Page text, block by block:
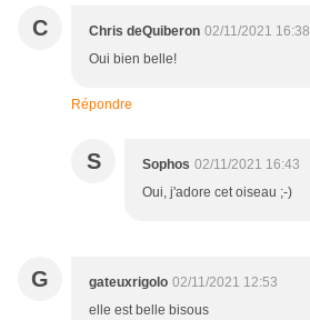
C Chris deQuiberon 02/11/2021 16:38
Oui bien belle!
Répondre
S Sophos 02/11/2021 16:43
Oui, j'adore cet oiseau ;-)
G gateuxrigolo 02/11/2021 12:53
elle est belle bisous